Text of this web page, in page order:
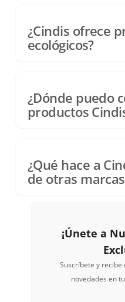
¿Cindis ofrece
ecológicos?
¿Dónde puedo
productos
¿Qué hace a
de otras
¡Únete a
Suscríbete y recibe
novedades en